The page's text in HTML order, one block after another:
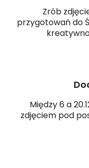
Zrób
przygotowań do
Między 6 a
zdjęciem pod